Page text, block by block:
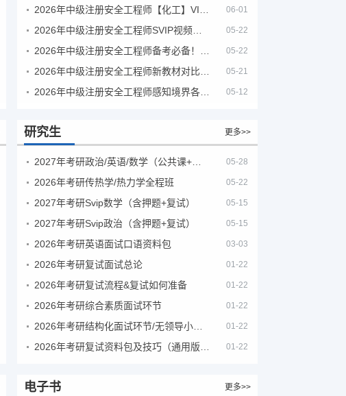
06-01
2026年中级注册安全工程师SVIP视频课程 05-22
05-22
05-21
2026年中级注册安全工程师感知境界各大机构课程 05-12
研究生 更多>>
2027年考研政治/英语/数学（公共课+专业课） 05-28
2026年考研传热学/热力学全程班 05-22
2027年考研Svip数学（含押题+复试） 05-15
2027年考研Svip政治（含押题+复试） 05-15
2026年考研英语面试口语资料包 03-03
2026年考研复试面试总论 01-22
2026年考研复试流程&复试如何准备 01-22
2026年考研综合素质面试环节 01-22
2026年考研结构化面试环节/无领导小组面试环节/面试技巧及简历书写 01-22
01-22
电子书 更多>>